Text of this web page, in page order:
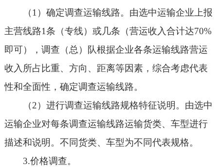
（1）确定调查运输线路。由选中运输企业上报
主营线路1条（专线）或几条（营运收入合计达70%
即可），调查（总）队根据企业各条运输线路营运
收入所占比重、方向、距离等因素，综合考虑代表
性和全面性，确定调查运输线路。
（2）进行调查运输线路规格特征说明。由选中
运输企业对每条调查运输线路运输货类、车型进行
描述和说明。不同货类、车型为不同代表规格。
3.价格调查。